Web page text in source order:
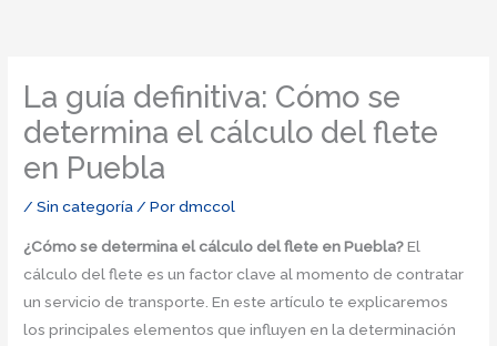
La guía definitiva: Cómo se
determina el cálculo del flete
en Puebla
/Sin categoría/ Pordmccol
¿Cómo se determina el cálculo del flete en Puebla?El
cálculo del flete es un factor clave al momento de contratar
un servicio de transporte. En este artículo te explicaremos
los principales elementos que influyen en la determinación